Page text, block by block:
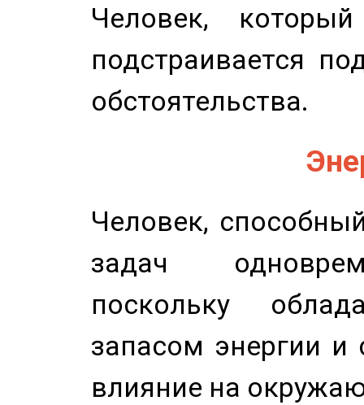
Человек,
подстраивается
обстоятельства.
Человек,
задач
поскольку
запасом энергии и
влияние на